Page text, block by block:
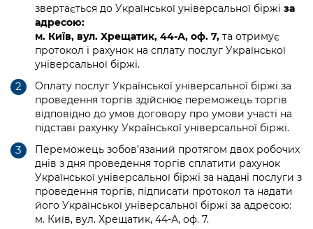
звертається до Української універсальної біржі за
адресою:
м. Київ, вул. Хрещатик, 44-А, оф. 7, та отримує
протокол і рахунок на сплату послуг Української
універсальної біржі.
Оплату послуг Української універсальної біржі за
проведення торгів здійснює переможець торгів
відповідно до умов договору про умови участі на
підставі рахунку Української універсальної біржі.
Переможець зобов’язаний протягом двох робочих
днів з дня проведення торгів сплатити рахунок
Української універсальної біржі за надані послуги з
проведення торгів, підписати протокол та надати
його Української універсальної біржі за адресою:
м. Київ, вул. Хрещатик, 44-А, оф. 7.